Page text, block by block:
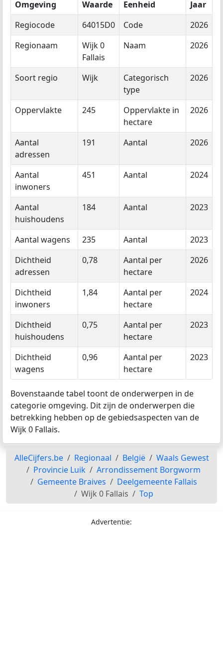
Omgeving Waarde Eenheid
Jaar
Regiocode
64015D0 Code
2026
Regionaam
Wijk 0
Fallais
Naam 2026
Soort regio Wijk
Categorisch
type
2026
Oppervlakte 245
Oppervlakte in
hectare
2026
Aantal
adressen
191 Aantal 2026
Aantal
inwoners
451 Aantal 2024
Aantal
huishoudens
184 Aantal 2023
Aantal wagens 235 Aantal
2023
Dichtheid
adressen
0,78
Aantal per
hectare
2026
Dichtheid
inwoners
1,84
Aantal per
hectare
2024
Dichtheid
huishoudens
0,75
Aantal per
hectare
2023
Dichtheid
wagens
0,96
Aantal per
hectare
2023
Bovenstaande tabel toont de onderwerpen in de
categorie omgeving. Dit zijn de onderwerpen die
betrekking hebben op de gebiedsaspecten van de
Wijk 0 Fallais.
AlleCijfers.be Regionaal België
Waals Gewest
Provincie Luik
Arrondissement Borgworm
Gemeente Braives
Deelgemeente Fallais
Wijk 0 Fallais
Top
Advertentie: